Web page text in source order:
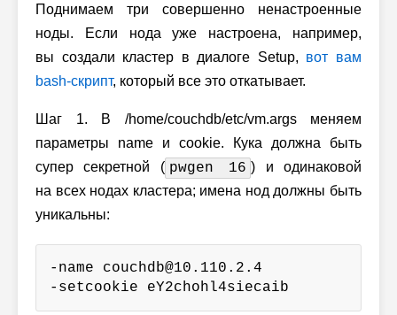
Поднимаем три совершенно ненастроенные
ноды. Если нода уже настроена, например,
вы создали кластер в диалоге Setup, вот вам
bash-скрипт, который все это откатывает.
Шаг 1. В /home/couchdb/etc/vm.args меняем
параметры name и cookie. Кука должна быть
супер секретной ( pwgen 16 ) и одинаковой
на всех нодах кластера; имена нод должны быть
уникальны:
-name couchdb@10.110.2.4
-setcookie eY2chohl4siecaib